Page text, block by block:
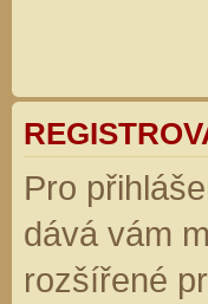
Pro
dává vám
rozšířené